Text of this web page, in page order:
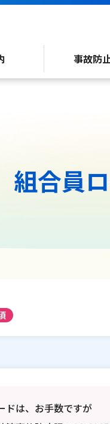
事故防
組合員
ドは、お手数ですが